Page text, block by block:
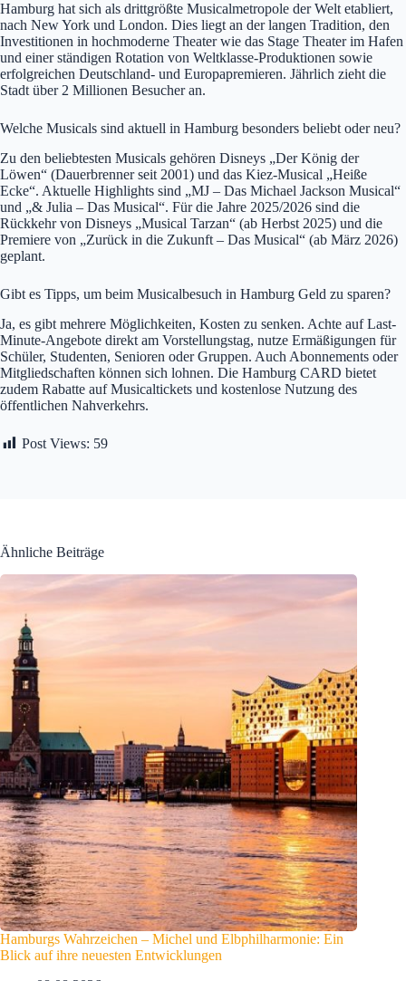
Hamburg hat sich als drittgrößte Musicalmetropole der Welt etabliert,
nach New York und London. Dies liegt an der langen Tradition, den
Investitionen in hochmoderne Theater wie das Stage Theater im Hafen
und einer ständigen Rotation von Weltklasse-Produktionen sowie
erfolgreichen Deutschland- und Europapremieren. Jährlich zieht die
Stadt über 2 Millionen Besucher an.
Welche Musicals sind aktuell in Hamburg besonders beliebt oder neu?
Zu den beliebtesten Musicals gehören Disneys „Der König der
Löwen“ (Dauerbrenner seit 2001) und das Kiez-Musical „Heiße
Ecke“. Aktuelle Highlights sind „MJ – Das Michael Jackson Musical“
und „& Julia – Das Musical“. Für die Jahre 2025/2026 sind die
Rückkehr von Disneys „Musical Tarzan“ (ab Herbst 2025) und die
Premiere von „Zurück in die Zukunft – Das Musical“ (ab März 2026)
geplant.
Gibt es Tipps, um beim Musicalbesuch in Hamburg Geld zu sparen?
Ja, es gibt mehrere Möglichkeiten, Kosten zu senken. Achte auf Last-
Minute-Angebote direkt am Vorstellungstag, nutze Ermäßigungen für
Schüler, Studenten, Senioren oder Gruppen. Auch Abonnements oder
Mitgliedschaften können sich lohnen. Die Hamburg CARD bietet
zudem Rabatte auf Musicaltickets und kostenlose Nutzung des
öffentlichen Nahverkehrs.
Post Views: 59
Ähnliche Beiträge
Hamburgs Wahrzeichen – Michel und Elbphilharmonie: Ein
Blick auf ihre neuesten Entwicklungen